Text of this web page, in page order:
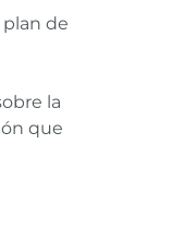
de
la
que